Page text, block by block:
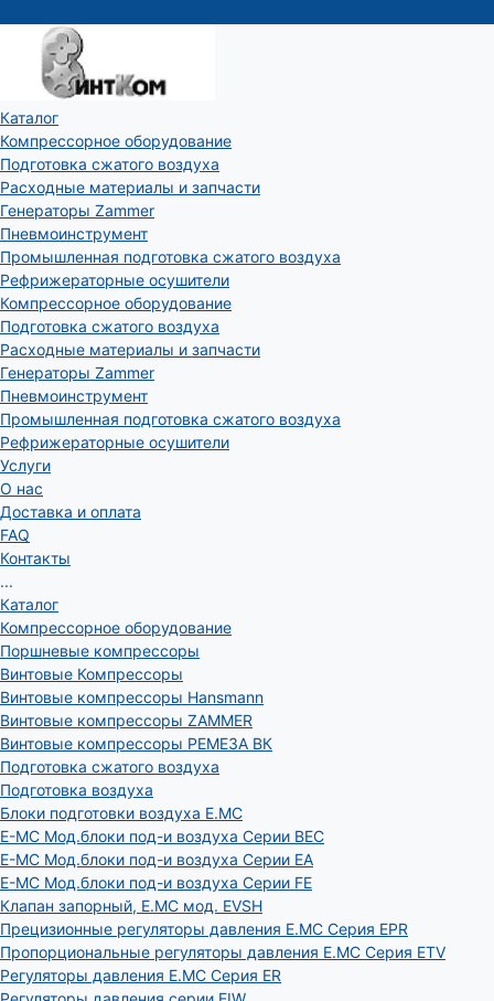
Каталог
Компрессорное оборудование
Подготовка сжатого воздуха
Расходные материалы и запчасти
Генераторы Zammer
Пневмоинструмент
Промышленная подготовка сжатого воздуха
Рефрижераторные осушители
Компрессорное оборудование
Подготовка сжатого воздуха
Расходные материалы и запчасти
Генераторы Zammer
Пневмоинструмент
Промышленная подготовка сжатого воздуха
Рефрижераторные осушители
Услуги
О нас
Доставка и оплата
FAQ
Контакты
...
Каталог
Компрессорное оборудование
Поршневые компрессоры
Винтовые Компрессоры
Винтовые компрессоры Hansmann
Винтовые компрессоры ZAMMER
Винтовые компрессоры РЕМЕЗА ВК
Подготовка сжатого воздуха
Подготовка воздуха
Блоки подготовки воздуха E.MC
E-MC Мод.блоки под-и воздуха Серии BEC
E-MC Мод.блоки под-и воздуха Серии EA
E-MC Мод.блоки под-и воздуха Серии FE
Клапан запорный, E.MC мод. EVSH
Прецизионные регуляторы давления E.MC Серия EPR
Пропорциональные регуляторы давления E.MC Серия ETV
Регуляторы давления E.MC Серия ER